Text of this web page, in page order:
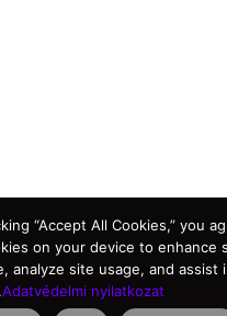
“Accept All Cookies,” you
on your device to enhance
analyze site usage, and assist
Adatvédelmi nyilatkozat